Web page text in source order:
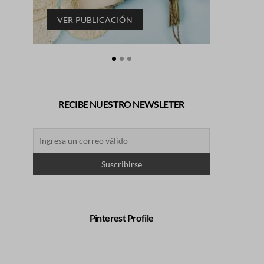
VER PUBLICACIÓN
RECIBE NUESTRO NEWSLETER
Pinterest Profile